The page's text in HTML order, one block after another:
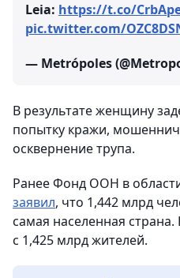
Leia: https://t.co/
pic.twitter.com/
— Metrópoles
В результате женщину
попытку кражи,
осквернение трупа.
Ранее Фонд ООН в
заявил, что 1,442 млрд
самая населенная
с 1,425 млрд жителей.